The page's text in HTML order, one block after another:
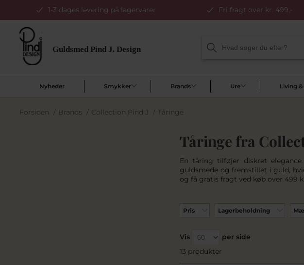
1-3 dages levering på lagervarer Fri fragt over kr. 499,-
Nyheder Smykker Brands Ure Living
Forsiden / Brands / Collection Pind J / Tåringe
Tåringe fra
En tåring tilføjer diskret
guldsmede og fremstillet i guld,
og få gratis fragt ved køb over 499
Pris Lagerbeholdning
Vis
per side
13 produkter